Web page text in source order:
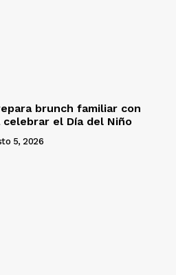
brunch familiar con
el Día del Niño
5, 2026